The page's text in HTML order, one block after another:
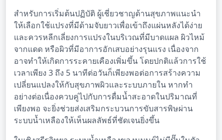
สำหรับการเริ่มต้นปฏิบัติ ผู้เชี่ยวชาญด้านสุขภาพแนะนำ
ให้เลือกใช้แปรงที่มีด้ามจับยาวเพื่อเข้าถึงแผ่นหลังได้ง่าย
และควรหลีกเลี่ยงการแปรงในบริเวณที่มีบาดแผล ผิวไหม้
จากแดด หรือผิวที่มีอาการอักเสบอย่างรุนแรง เนื่องจาก
อาจทำให้เกิดการระคายเคืองเพิ่มขึ้น โดยปกติแล้วการใช้
เวลาเพียง 3 ถึง 5 นาทีต่อวันก็เพียงพอต่อการสร้างความ
เปลี่ยนแปลงให้กับสุขภาพผิวและระบบภายใน หากทำ
อย่างต่อเนื่องควบคู่ไปกับการดื่มน้ำสะอาดในปริมาณที่
เพียงพอ จะยิ่งช่วยส่งเสริมกระบวนการขับสารพิษผ่าน
ระบบน้ำเหลืองให้เห็นผลลัพธ์ที่ชัดเจนยิ่งขึ้น